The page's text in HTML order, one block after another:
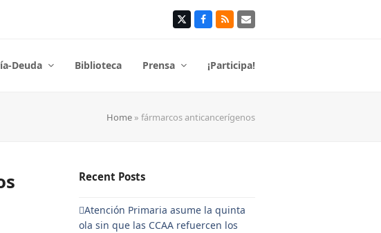
TwitterFacebook
RSS Correo
Deuda Biblioteca Prensa ¡Participa!
Home » fármarcos anticancerígenos
Recent Posts
Atención Primaria asume la quinta
ola sin que las CCAA refuercen los